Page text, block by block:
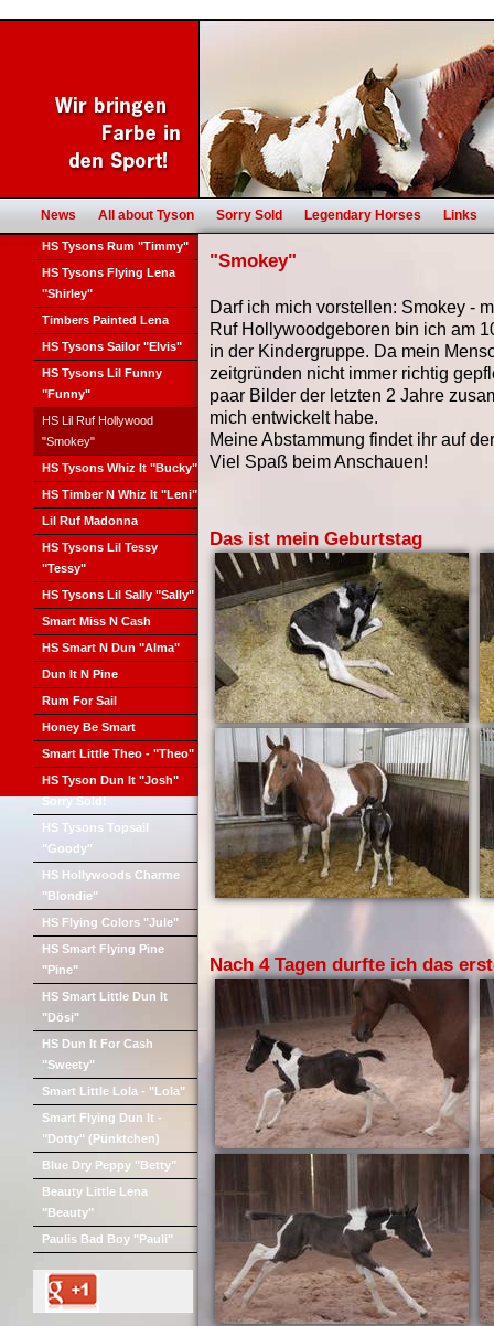
News All about Tyson Sorry Sold Legendary Horses Links
HS Tysons Rum "Timmy"
HS Tysons Flying Lena
"Shirley"
Timbers Painted Lena
HS Tysons Sailor "Elvis"
HS Tysons Lil Funny
"Funny"
HS Lil Ruf Hollywood
"Smokey"
HS Tysons Whiz It "Bucky"
HS Timber N Whiz It "Leni"
Lil Ruf Madonna
HS Tysons Lil Tessy
"Tessy"
HS Tysons Lil Sally "Sally"
Smart Miss N Cash
HS Smart N Dun "Alma"
Dun It N Pine
Rum For Sail
Honey Be Smart
Smart Little Theo - "Theo"
HS Tyson Dun It "Josh"
Sorry Sold!
HS Tysons Topsail
"Goody"
HS Hollywoods Charme
"Blondie"
HS Flying Colors "Jule"
HS Smart Flying Pine
"Pine"
HS Smart Little Dun It
"Dösi"
HS Dun It For Cash
"Sweety"
Smart Little Lola - "Lola"
Smart Flying Dun It -
"Dotty" (Pünktchen)
Blue Dry Peppy "Betty"
Beauty Little Lena
"Beauty"
Paulis Bad Boy "Pauli"
"Smokey"
Darf ich mich vorstellen: Smokey -
Ruf Hollywoodgeboren bin ich am
in der Kindergruppe. Da mein
zeitgründen nicht immer richtig
paar Bilder der letzten 2 Jahre
mich entwickelt habe.
Meine Abstammung findet ihr auf
Viel Spaß beim Anschauen!
Das ist mein Geburtstag
Nach 4 Tagen durfte ich das